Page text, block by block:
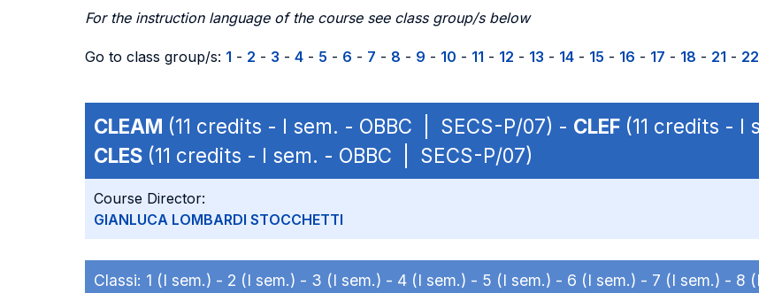
For the instruction language of the course see class group/s below
Go to class group/s: 1 - 2 - 3 - 4 - 5 - 6 - 7 - 8 - 9 - 10 - 11 - 12 - 13 - 14 - 15 - 16 - 17 - 18 - 21 - 22
CLEAM (11 credits - I sem. - OBBC | SECS-P/07) - CLEF (11 credits - I
CLES (11 credits - I sem. - OBBC | SECS-P/07)
Course Director:
GIANLUCA LOMBARDI STOCCHETTI
Classi: 1 (I sem.) - 2 (I sem.) - 3 (I sem.) - 4 (I sem.) - 5 (I sem.) - 6 (I sem.) - 7 (I sem.) - 8